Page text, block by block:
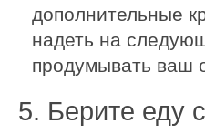
дополнительные
надеть на
продумывать ваш
5. Берите еду